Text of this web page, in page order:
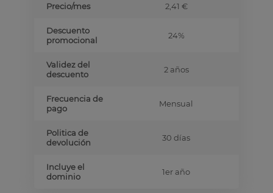
Precio/mes 2,41 €
Descuento
promocional
24%
Validez del
descuento
2 años
Frecuencia de
pago
Mensual
Politica de
devolución
30 días
Incluye el
dominio
1er año